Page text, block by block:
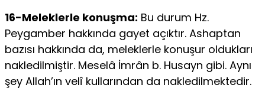
16-Meleklerle konuşma: Bu durum Hz.
Peygamber hakkında gayet açıktır. Ashaptan
bazısı hakkında da, meleklerle ko­nuşur oldukları
nakledilmiştir. Meselâ İmrân b. Husayn gibi. Aynı
şey Allah’ın velî kullarından da nakledilmektedir.